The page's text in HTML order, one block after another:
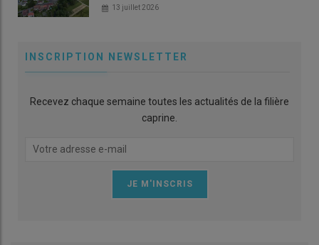
13 juillet 2026
INSCRIPTION NEWSLETTER
Recevez chaque semaine toutes les actualités de la filière
caprine.